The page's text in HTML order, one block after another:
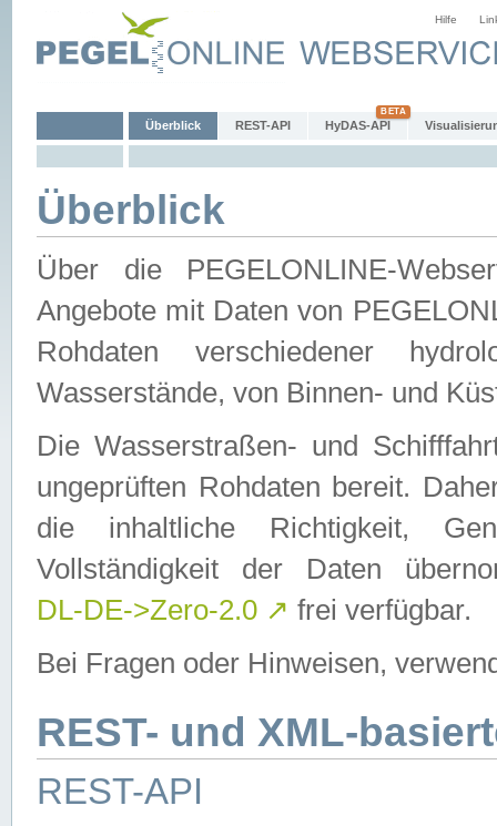
Hilfe
Überblick REST-API HyDAS-API
Überblick
Über die PEGELONLINE-
Angebote mit Daten von
Rohdaten verschiedener
Wasserstände, von Binnen- und
Die Wasserstraßen- und
ungeprüften Rohdaten bereit.
die inhaltliche Richtigkeit,
Vollständigkeit der Daten
DL-DE->Zero-2.0 ↗ frei verfügbar.
Bei Fragen oder Hinweisen,
REST- und XML-
REST-API